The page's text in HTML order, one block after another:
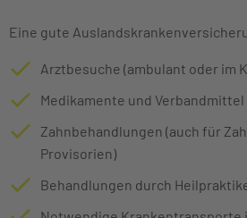
Eine gute
Arztbesuche (ambulant oder im
Medikamente und Verbandmittel
Zahnbehandlungen (auch für
Provisorien)
Behandlungen durch